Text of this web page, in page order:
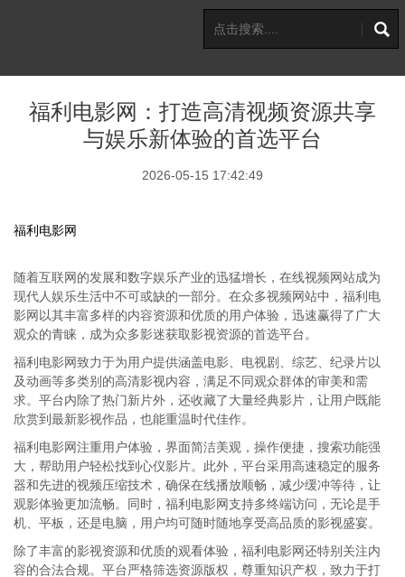
福利电影网：打造高清视频资源共享
与娱乐新体验的首选平台
2026-05-15 17:42:49
福利电影网
随着互联网的发展和数字娱乐产业的迅猛增长，在线视频网站成为
现代人娱乐生活中不可或缺的一部分。在众多视频网站中，福利电
影网以其丰富多样的内容资源和优质的用户体验，迅速赢得了广大
观众的青睐，成为众多影迷获取影视资源的首选平台。
福利电影网致力于为用户提供涵盖电影、电视剧、综艺、纪录片以
及动画等多类别的高清影视内容，满足不同观众群体的审美和需
求。平台内除了热门新片外，还收藏了大量经典影片，让用户既能
欣赏到最新影视作品，也能重温时代佳作。
福利电影网注重用户体验，界面简洁美观，操作便捷，搜索功能强
大，帮助用户轻松找到心仪影片。此外，平台采用高速稳定的服务
器和先进的视频压缩技术，确保在线播放顺畅，减少缓冲等待，让
观影体验更加流畅。同时，福利电影网支持多终端访问，无论是手
机、平板，还是电脑，用户均可随时随地享受高品质的影视盛宴。
除了丰富的影视资源和优质的观看体验，福利电影网还特别关注内
容的合法合规。平台严格筛选资源版权，尊重知识产权，致力于打